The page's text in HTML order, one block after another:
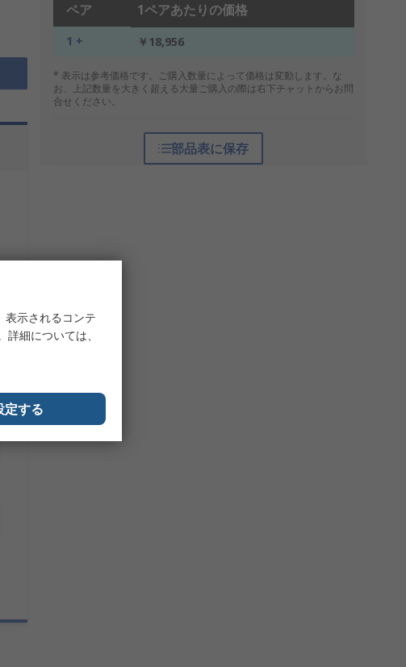
ペア 1ペアあたりの価格
1 + ￥18,956
* 表示は参考価格です。ご購入数量によって価格は変動します。な
お、上記数量を大きく超える大量ご購入の際は右下チャットからお問
合せください。
部品表に保存
表示されるコンテ
細については、
する